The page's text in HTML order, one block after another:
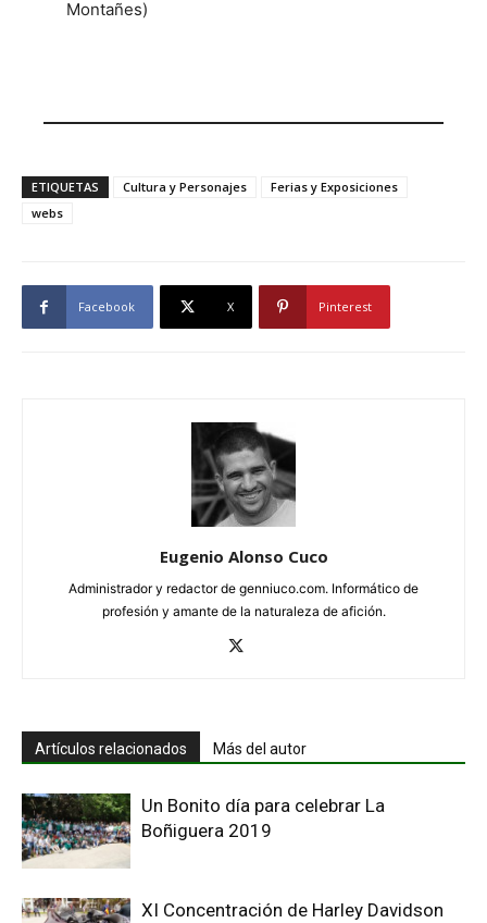
Montañes)
ETIQUETAS Cultura y Personajes
Ferias y Exposiciones
webs
Facebook X Pinterest
Eugenio Alonso Cuco
Administrador y redactor de genniuco.com. Informático de
profesión y amante de la naturaleza de afición.
Artículos relacionados Más del autor
Un Bonito día para celebrar La
Boñiguera 2019
XI Concentración de Harley Davidson